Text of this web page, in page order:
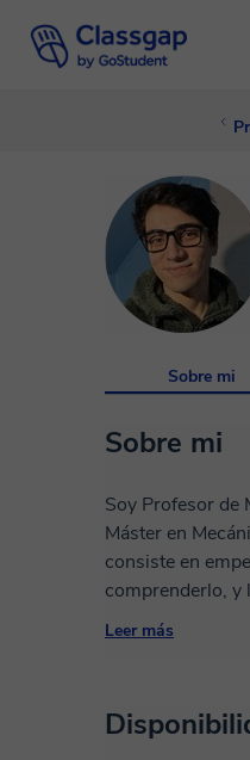
Sobre mi
Sobre mi
Soy Profesor de
Máster en Mecánica
consiste en
comprenderlo, y
agradable para
aprendido a
Leer más